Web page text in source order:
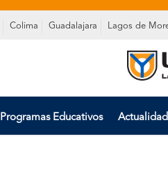
Colima Guadalajara Lagos de
Programas Educativos Actualidad